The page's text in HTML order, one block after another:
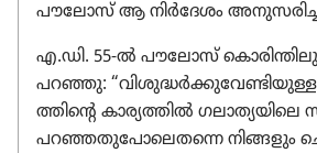
പൗലോസ്‌ ആ നിർദേശം
എ.ഡി. 55-ൽ പൗലോസ്‌
പറഞ്ഞു:
ത്തി​ന്റെ കാര്യ​ത്തിൽ
പറഞ്ഞതു​പോ​ലെ​തന്നെ നിങ്ങളും